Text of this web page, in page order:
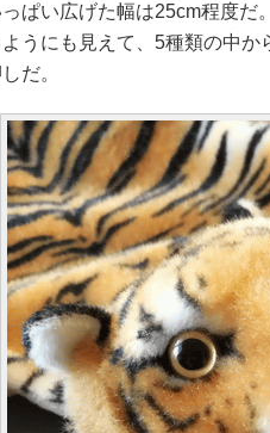
ぱい広げた幅は25cm程度だ
うにも見えて、5種類の中か
だ。